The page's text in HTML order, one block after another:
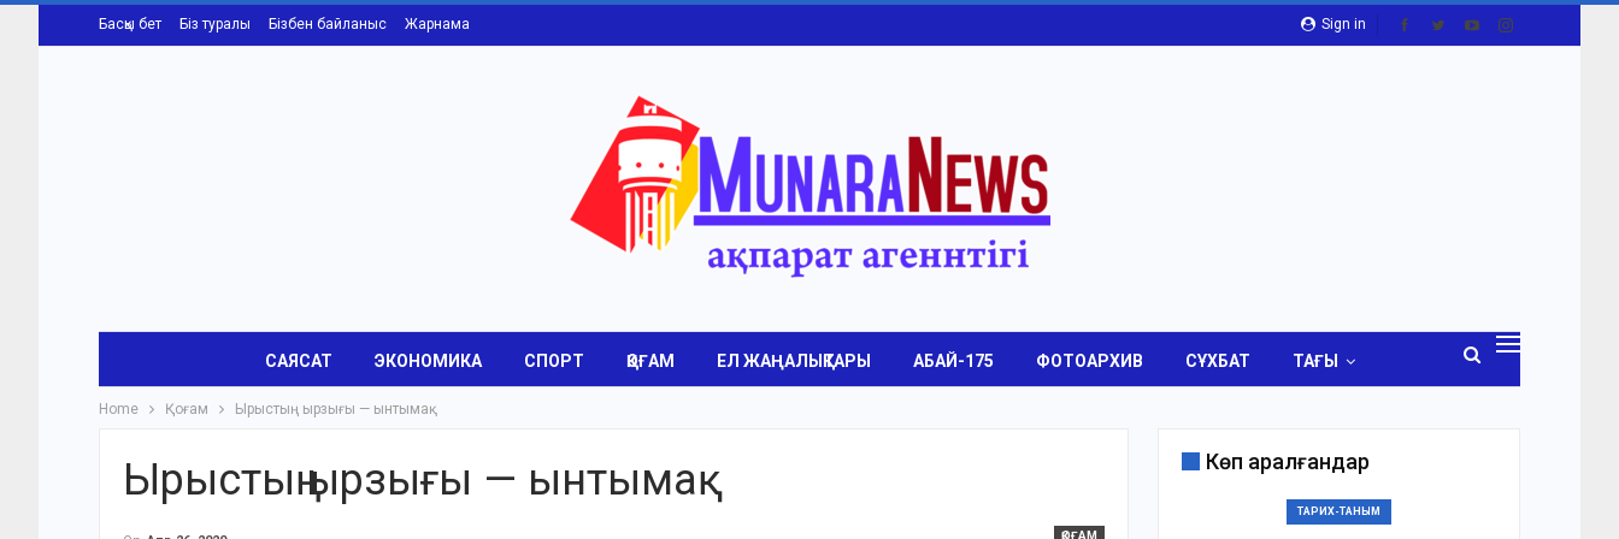
Sign in
Басқы бет Біз туралы Бізбен байланыс Жарнама
САЯСАТ ЭКОНОМИКА СПОРТ ҚОҒАМ ЕЛ ЖАҢАЛЫҚТАРЫ АБАЙ-175 ФОТОАРХИВ СҰХБАТ ТАҒЫ
Home Қоғам Ырыстың ырзығы — ынтымақ
Ырыстың ырзығы — ынтымақ
ҚОҒАМ
Көп қаралғандар
ТАРИХ-ТАНЫМ